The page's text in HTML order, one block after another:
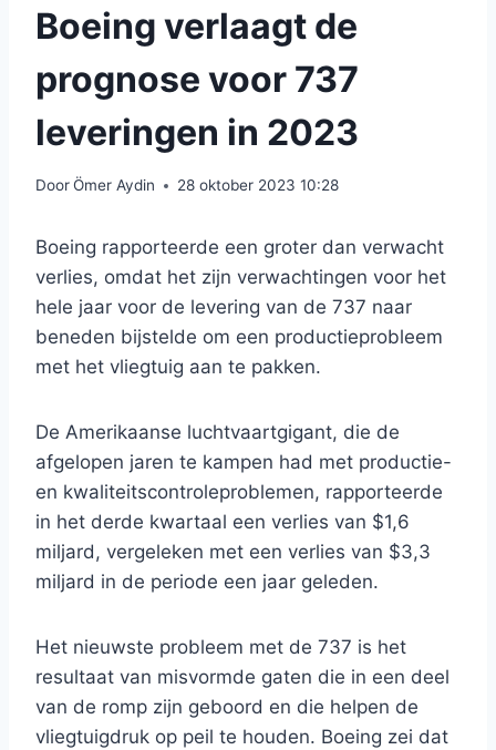
Boeing verlaagt de
prognose voor 737
leveringen in 2023
DoorÖmer Aydin 28 oktober 2023 10:28
Boeing rapporteerde een groter dan verwacht
verlies, omdat het zijn verwachtingen voor het
hele jaar voor de levering van de 737 naar
beneden bijstelde om een ​​productieprobleem
met het vliegtuig aan te pakken.
De Amerikaanse luchtvaartgigant, die de
afgelopen jaren te kampen had met productie-
en kwaliteitscontroleproblemen, rapporteerde
in het derde kwartaal een verlies van $1,6
miljard, vergeleken met een verlies van $3,3
miljard in de periode een jaar geleden.
Het nieuwste probleem met de 737 is het
resultaat van misvormde gaten die in een deel
van de romp zijn geboord en die helpen de
vliegtuigdruk op peil te houden. Boeing zei dat